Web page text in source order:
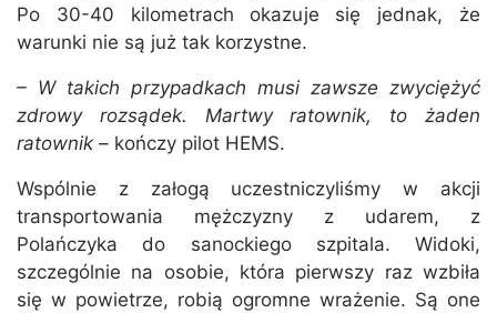
Po 30-40 kilometrach okazuje się jednak, że
warunki nie są już tak korzystne.
– W takich przypadkach musi zawsze zwyciężyć
zdrowy rozsądek. Martwy ratownik, to żaden
ratownik – kończy pilot HEMS.
Wspólnie z załogą uczestniczyliśmy w akcji
transportowania mężczyzny z udarem, z
Polańczyka do sanockiego szpitala. Widoki,
szczególnie na osobie, która pierwszy raz wzbiła
się w powietrze, robią ogromne wrażenie. Są one